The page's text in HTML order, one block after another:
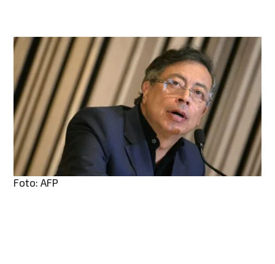
Foto: AFP